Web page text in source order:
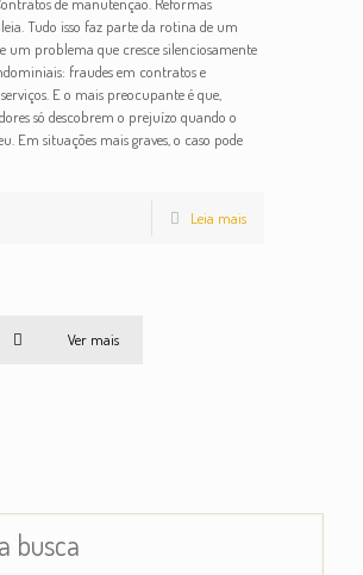
Tudo isso faz parte da rotina de um
um problema que cresce silenciosamente
fraudes em contratos e
E o mais preocupante é que,
só descobrem o prejuízo quando o
Em situações mais graves, o caso pode
Leia mais
Ver mais